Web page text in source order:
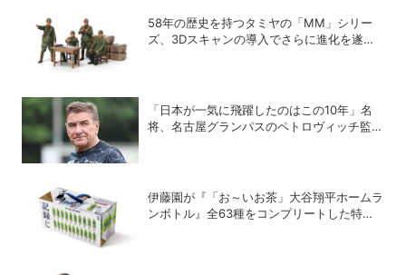
58年の歴史を持つタミヤの「MM」シリー
ズ、3Dスキャンの導入でさらに進化を遂げ
「日本が一気に飛躍したのはこの10年」名
将、名古屋グランパスのペトロヴィッチ監督
伊藤園が『「お～いお茶」大谷翔平ホームラ
ンボトル』全63種をコンプリートした特別